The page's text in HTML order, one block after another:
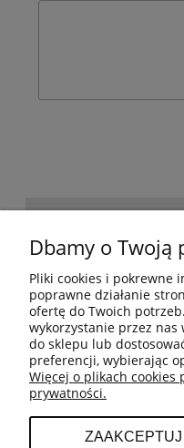
Dbamy o Twoją
Pliki cookies i pokrewne
poprawne działanie
ofertę do Twoich
wykorzystanie przez
do sklepu lub
preferencji, wybierając
Więcej o plikach cookies
prywatności.